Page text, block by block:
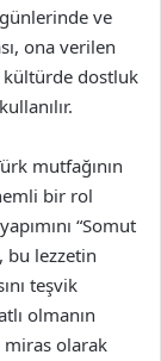
ve
ona verilen
kültürde dostluk
mutfağının
bir rol
“Somut
bu lezzetin
teşvik
olmanın
miras olarak